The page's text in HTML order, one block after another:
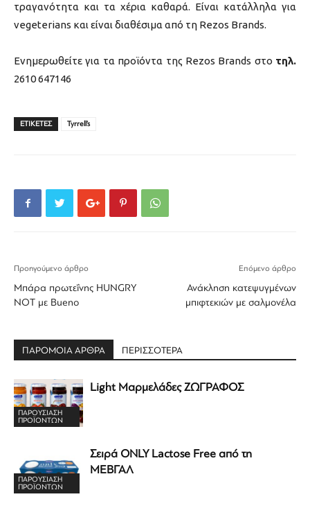
τραγανότητα και τα χέρια καθαρά. Είναι κατάλληλα για
vegeterians και είναι διαθέσιμα από τη Rezos Brands.
Ενημερωθείτε για τα προϊόντα της Rezos Brands στο τηλ.
2610 647146
ΕΤΙΚΕΤΕΣ Tyrrell’s
Προηγούμενο άρθρο
Μπάρα πρωτεΐνης HUNGRY
NOT με Bueno
Επόμενο άρθρο
Ανάκληση κατεψυγμένων
μπιφτεκιών με σαλμονέλα
ΠΑΡΟΜΟΙΑ ΑΡΘΡΑ ΠΕΡΙΣΣΟΤΕΡΑ
ΠΑΡΟΥΣΙΑΣΗ
ΠΡΟΪΟΝΤΩΝ
Light Μαρμελάδες ΖΩΓΡΑΦΟΣ
ΠΑΡΟΥΣΙΑΣΗ
ΠΡΟΪΟΝΤΩΝ
Σειρά ONLY Lactose Free από τη
ΜΕΒΓΑΛ